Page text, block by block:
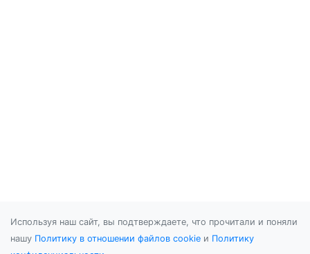
Используя наш сайт, вы подтверждаете, что прочитали и поняли
нашу Политику в отношении файлов cookie и Политику